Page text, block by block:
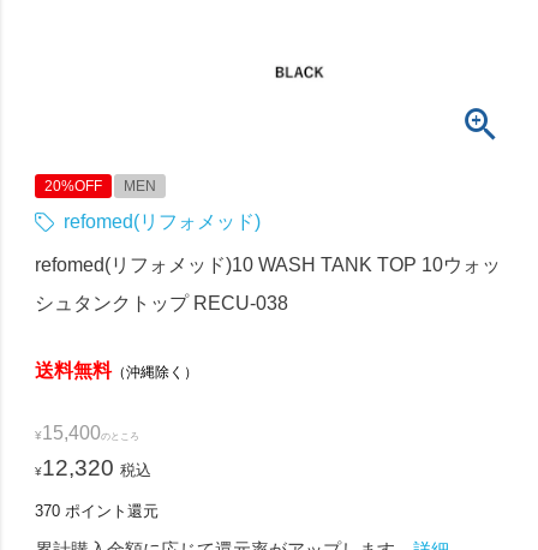
20%OFF MEN
refomed(リフォメッド)
refomed(リフォメッド)10 WASH TANK TOP 10ウォッ
シュタンクトップ RECU-038
送料無料（沖縄除く）
¥15,400のところ
¥12,320 税込
370 ポイント還元